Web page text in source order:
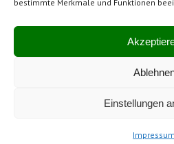
bestimmte Merkmale und Funktionen
Einstellungen
Impressum
Mitglied von SwissBeton